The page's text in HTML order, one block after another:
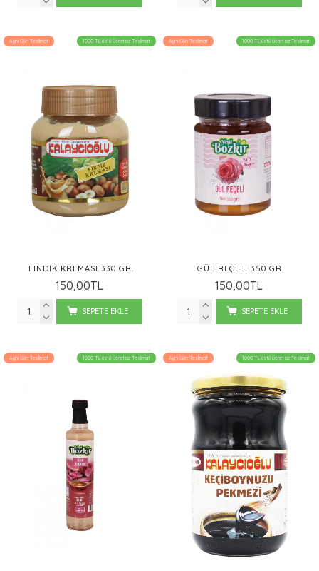
Aynı Gün Teslimat 1000 TL üstü Ücretsiz Teslimat
FINDIK KREMASI 330 GR.
150,00TL
SEPETE EKLE
Aynı Gün Teslimat 1000 TL üstü Ücretsiz Teslimat
GÜL REÇELI 350 GR.
150,00TL
SEPETE EKLE
Aynı Gün Teslimat 1000 TL üstü Ücretsiz Teslimat Aynı Gün Teslimat 1000 TL üstü Ücretsiz Teslimat